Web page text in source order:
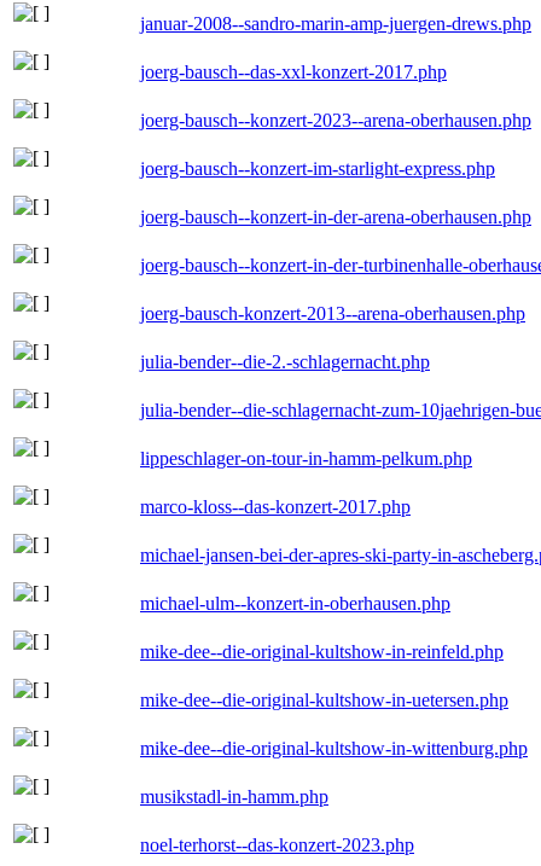
januar-2008--sandro-marin-amp-juergen-drews.php
joerg-bausch--das-xxl-konzert-2017.php
joerg-bausch--konzert-2023--arena-oberhausen.php
joerg-bausch--konzert-im-starlight-express.php
joerg-bausch--konzert-in-der-arena-oberhausen.php
joerg-bausch--konzert-in-der-turbinenhalle-
joerg-bausch-konzert-2013--arena-oberhausen.php
julia-bender--die-2.-schlagernacht.php
julia-bender--die-schlagernacht-zum-10jaehrigen-
lippeschlager-on-tour-in-hamm-pelkum.php
marco-kloss--das-konzert-2017.php
michael-jansen-bei-der-apres-ski-party-in-
michael-ulm--konzert-in-oberhausen.php
mike-dee--die-original-kultshow-in-reinfeld.php
mike-dee--die-original-kultshow-in-uetersen.php
mike-dee--die-original-kultshow-in-wittenburg.php
musikstadl-in-hamm.php
noel-terhorst--das-konzert-2023.php